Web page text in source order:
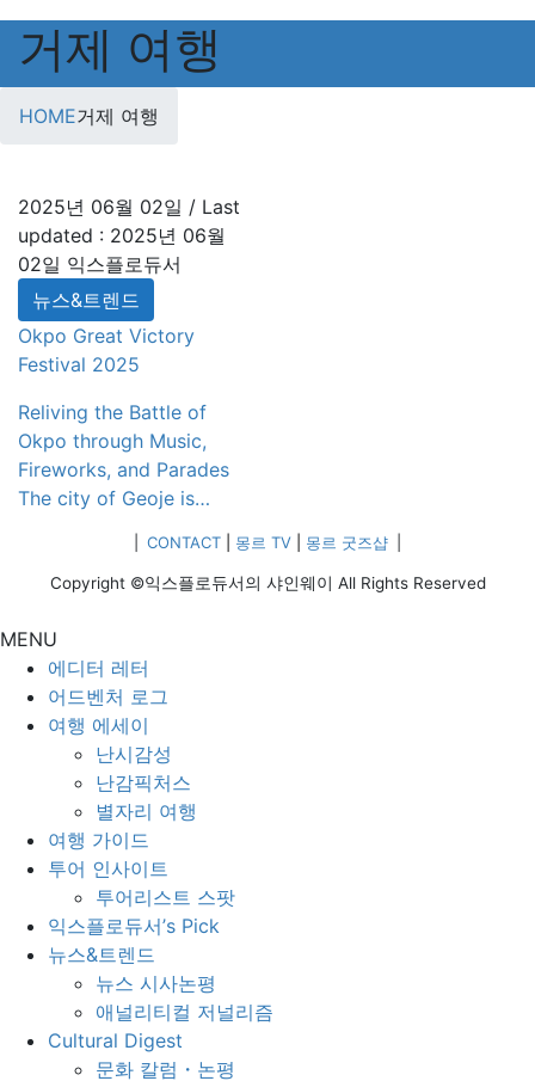
거제 여행
HOME거제 여행
2025년 06월 02일 / Last
updated : 2025년 06월
02일 익스플로듀서
뉴스&트렌드
Okpo Great Victory
Festival 2025
Reliving the Battle of
Okpo through Music,
Fireworks, and Parades
The city of Geoje is
preparing to host the
2025 Okpo Great Victory
Festival from June 13 to
cultural and artistic event
held annually in mid-
June. This festival honors
the historic Battle of
Okpo, the first naval
victory of the Korean […]
CONTACT 몽르 TV 몽르 굿즈샵
Copyright ©익스플로듀서의 샤인웨이 All Rights Reserved
MENU
에디터 레터
어드벤처 로그
여행 에세이
난시감성
난감픽처스
별자리 여행
여행 가이드
투어 인사이트
투어리스트 스팟
익스플로듀서’s Pick
뉴스&트렌드
뉴스 시사논평
애널리티컬 저널리즘
Cultural Digest
문화 칼럼・논평